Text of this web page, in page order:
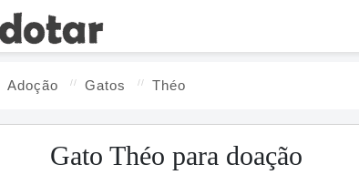
Adoção Gatos Théo
Gato Théo para doação